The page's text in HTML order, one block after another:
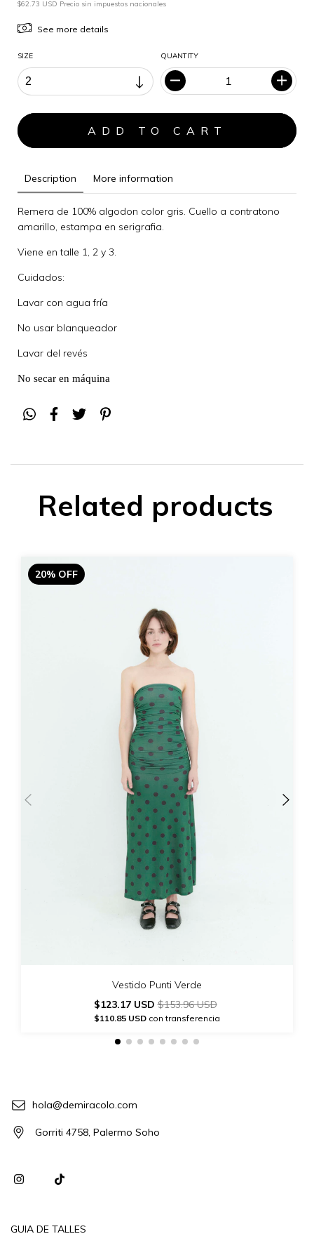
$62.73 USD Precio sin impuestos nacionales
See more details
SIZE QUANTITY
Description More information
Remera de 100% algodon color gris. Cuello a contratono
amarillo, estampa en serigrafia.
Viene en talle 1, 2 y 3.
Cuidados:
Lavar con agua fría
No usar blanqueador
Lavar del revés
No secar en máquina
Related products
20% OFF
Vestido Punti Verde
$123.17 USD$153.96 USD
$110.85 USD con transferencia
hola@demiracolo.com
Gorriti 4758, Palermo Soho
GUIA DE TALLES